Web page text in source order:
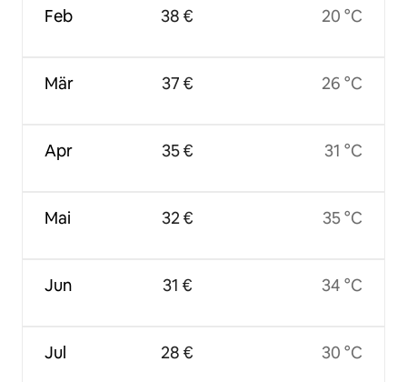
Feb
Mär
Apr
Mai
Jun
Jul
38 €
37 €
35 €
32 €
31 €
28 €
20 °C
26 °C
31 °C
35 °C
34 °C
30 °C